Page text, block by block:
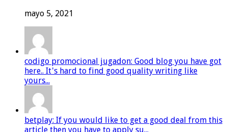
mayo 5, 2021
codigo promocional jugadon: Good blog you have got
here.. It's hard to find good quality writing like
yours...
betplay: If you would like to get a good deal from this
article then you have to apply su...